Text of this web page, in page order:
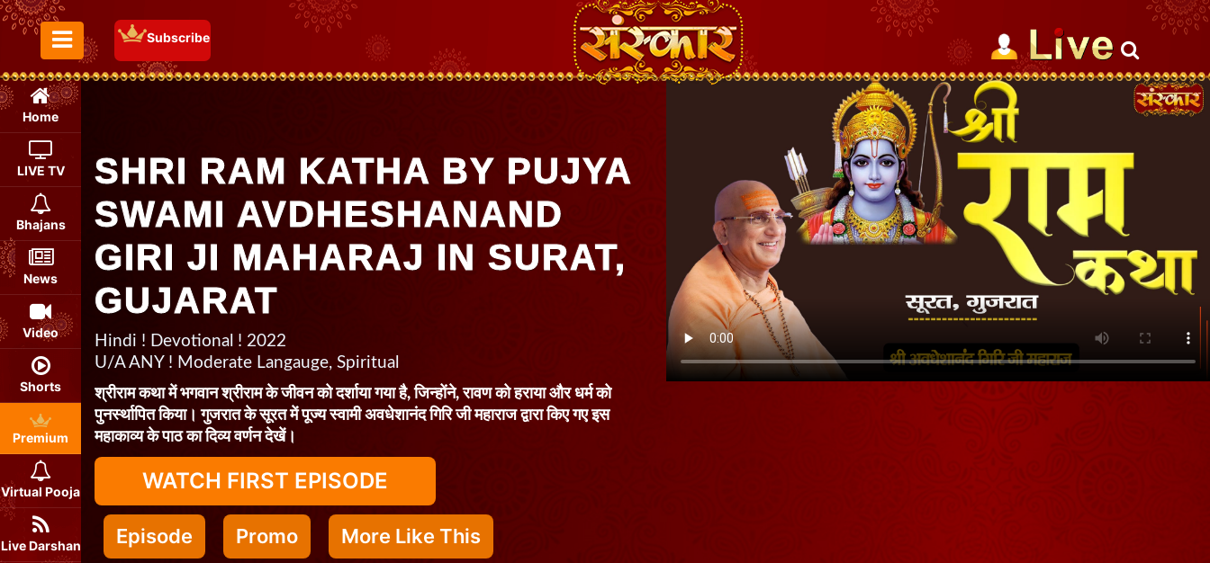
Toggle Menu
Subscribe
Home
LIVE TV
Bhajans
News
Video
Shorts
Premium
Virtual Pooja
Live Darshan
SHRI RAM KATHA BY PUJYA
SWAMI AVDHESHANAND
GIRI JI MAHARAJ IN SURAT,
GUJARAT
Hindi ! Devotional ! 2022
U/A ANY ! Moderate Langauge, Spiritual
श्रीराम कथा में भगवान श्रीराम के जीवन को दर्शाया गया है, जिन्होंने, रावण को हराया और धर्म को
पुनर्स्थापित किया। गुजरात के सूरत में पूज्य स्वामी अवधेशानंद गिरि जी महाराज द्वारा किए गए इस
महाकाव्य के पाठ का दिव्य वर्णन देखें।
WATCH FIRST EPISODE
Episode Promo More Like This